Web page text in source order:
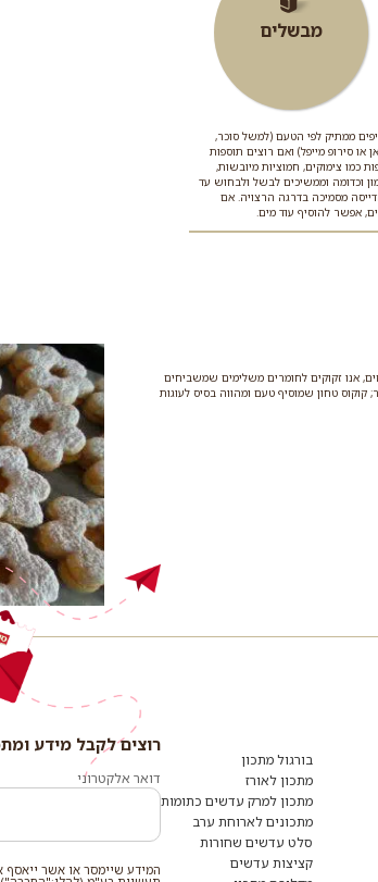
מבשלים
ממתיק לפי הטעם (למשל סוכר,
או סירופ מייפל) ואם רוצים תוספות
כמו צימוקים, חמוציות מיובשות,
וכדומה וממשיכים לבשל ולבחוש עד
מסמיכה בדרגה הרצויה. אם
אפשר להוסיף עוד מים.
אנו זקוקים לחומרים משלימים שמשביחים
טחון שמוסיף טעם ומהווה בסיס לעוגות
בורגול מתכון
מתכון לאורז
מתכון למרק עדשים כתומות
מתכונים לארוחת ערב
סלט עדשים שחורות
קציצות עדשים
רוצים
מידע
ומתכונים
נוספים?
לרשימת
רוצים לקבל מידע
דואר אלקטרוני
המידע שיימסר או אשר ייאסף